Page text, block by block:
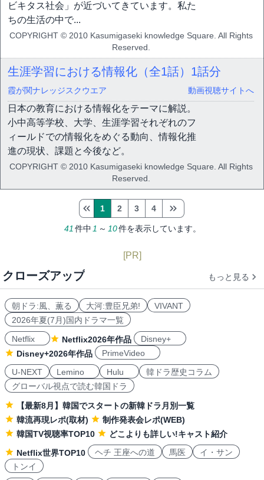
ビキタス社会」が近づいてきています。私た
ちの生活の中で...
COPYRIGHT © 2010 Kasumigaseki knowledge Square. All Rights
Reserved.
生涯学習における情報化（全1話） 1話分
霞が関ナレッジスクウエア 動画視聴サイトへ
日本の教育における情報化をテーマに解説。
小中高等学校、大学、生涯学習それぞれのフ
ィールドでの情報化をめぐる動向、情報化推
進の現状、課題と今後など。
COPYRIGHT © 2010 Kasumigaseki knowledge Square. All Rights
Reserved.
41 件中 1 ～ 10件を表示しています。
1 2 3 4
[PR]
クローズアップ もっと見る
朝ドラ:風、薫る 大河:豊臣兄弟!
VIVANT
2026年夏(7月)国内ドラマ一覧
Netflix
Netflix2026年作品
Disney+
Disney+2026年作品
PrimeVideo
U-NEXT
Lemino Hulu
韓ドラ歴史コラム
グローバル視点で読む韓国ドラ
【最新8月】韓国でスタートの新韓ドラ月別一覧
韓流再現レポ(取材)
制作発表会レポ(WEB)
韓国TV視聴率TOP10
どこよりも詳しい!キャスト紹介
Netflix世界TOP10
ヘチ 王座への道 馬医
イ・サン
トンイ